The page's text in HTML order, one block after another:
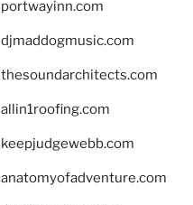
portwayinn.com
djmaddogmusic.com
thesoundarchitects.com
allin1roofing.com
keepjudgewebb.com
anatomyofadventure.com